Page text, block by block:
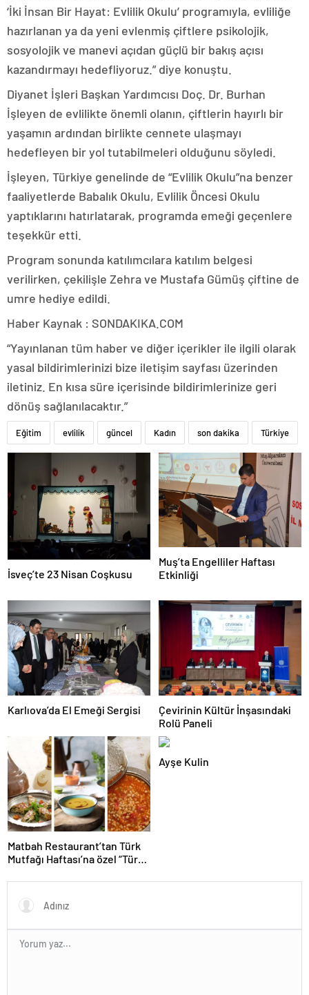
‘İki İnsan Bir Hayat: Evlilik Okulu’ programıyla, evliliğe
hazırlanan ya da yeni evlenmiş çiftlere psikolojik,
sosyolojik ve manevi açıdan güçlü bir bakış açısı
kazandırmayı hedefliyoruz.” diye konuştu.
Diyanet İşleri Başkan Yardımcısı Doç. Dr. Burhan
İşleyen de evlilikte önemli olanın, çiftlerin hayırlı bir
yaşamın ardından birlikte cennete ulaşmayı
hedefleyen bir yol tutabilmeleri olduğunu söyledi.
İşleyen, Türkiye genelinde de “Evlilik Okulu”na benzer
faaliyetlerde Babalık Okulu, Evlilik Öncesi Okulu
yaptıklarını hatırlatarak, programda emeği geçenlere
teşekkür etti.
Program sonunda katılımcılara katılım belgesi
verilirken, çekilişle Zehra ve Mustafa Gümüş çiftine de
umre hediye edildi.
Haber Kaynak : SONDAKIKA.COM
“Yayınlanan tüm haber ve diğer içerikler ile ilgili olarak
yasal bildirimlerinizi bize iletişim sayfası üzerinden
iletiniz. En kısa süre içerisinde bildirimlerinize geri
dönüş sağlanılacaktır.”
Eğitim evlilik güncel Kadın son dakika Türkiye
İsveç’te 23 Nisan Coşkusu
Muş’ta Engelliler Haftası
Etkinliği
Karlıova’da El Emeği Sergisi
Çevirinin Kültür İnşasındaki
Rolü Paneli
Matbah Restaurant’tan Türk
Mutfağı Haftası’na özel “Türk
şöleni
Ayşe Kulin